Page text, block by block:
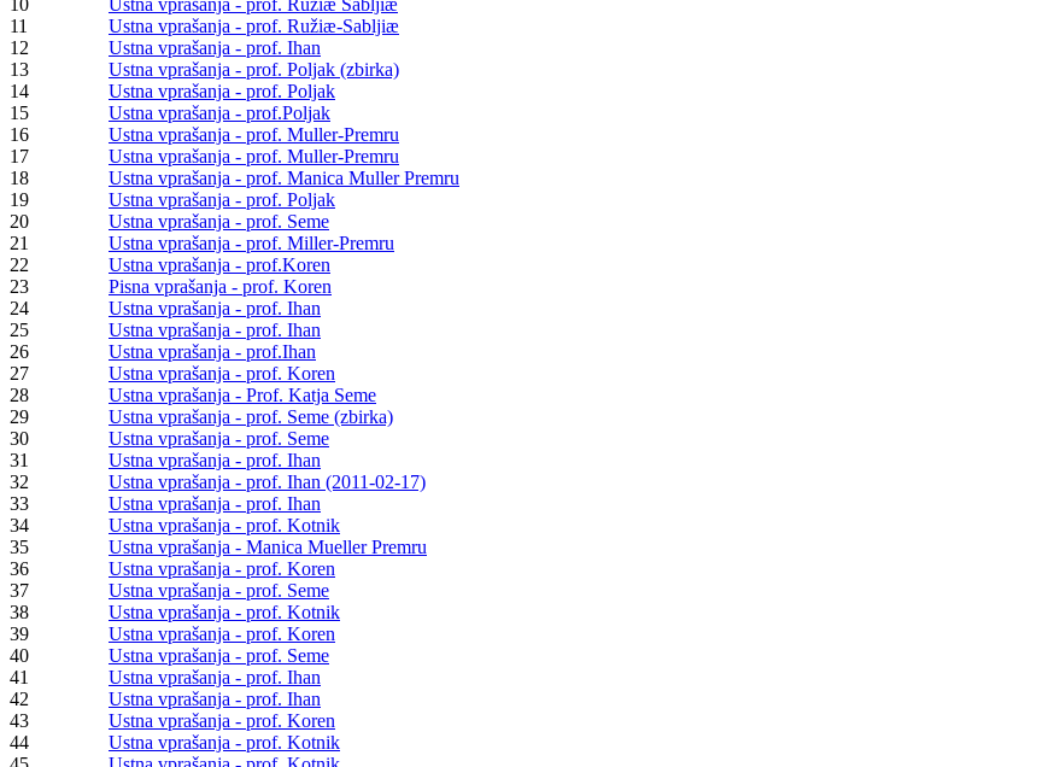
10
Ustna vprašanja - prof. Ružiæ Sabljiæ
11
Ustna vprašanja - prof. Ružiæ-Sabljiæ
12
Ustna vprašanja - prof. Ihan
13
Ustna vprašanja - prof. Poljak (zbirka)
14
Ustna vprašanja - prof. Poljak
15
Ustna vprašanja - prof.Poljak
16
Ustna vprašanja - prof. Muller-Premru
17
Ustna vprašanja - prof. Muller-Premru
18
Ustna vprašanja - prof. Manica Muller Premru
19
Ustna vprašanja - prof. Poljak
20
Ustna vprašanja - prof. Seme
21
Ustna vprašanja - prof. Miller-Premru
22
Ustna vprašanja - prof.Koren
23
Pisna vprašanja - prof. Koren
24
Ustna vprašanja - prof. Ihan
25
Ustna vprašanja - prof. Ihan
26
Ustna vprašanja - prof.Ihan
27
Ustna vprašanja - prof. Koren
28
Ustna vprašanja - Prof. Katja Seme
29
Ustna vprašanja - prof. Seme (zbirka)
30
Ustna vprašanja - prof. Seme
31
Ustna vprašanja - prof. Ihan
32
Ustna vprašanja - prof. Ihan (2011-02-17)
33
Ustna vprašanja - prof. Ihan
34
Ustna vprašanja - prof. Kotnik
35
Ustna vprašanja - Manica Mueller Premru
36
Ustna vprašanja - prof. Koren
37
Ustna vprašanja - prof. Seme
38
Ustna vprašanja - prof. Kotnik
39
Ustna vprašanja - prof. Koren
40
Ustna vprašanja - prof. Seme
41
Ustna vprašanja - prof. Ihan
42
Ustna vprašanja - prof. Ihan
43
Ustna vprašanja - prof. Koren
44
Ustna vprašanja - prof. Kotnik